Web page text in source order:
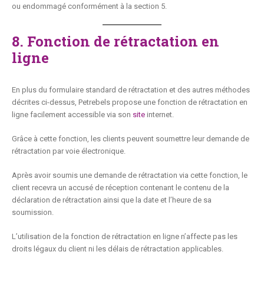
ou endommagé conformément à la section 5.
8. Fonction de rétractation en
ligne
En plus du formulaire standard de rétractation et des autres méthodes
décrites ci-dessus, Petrebels propose une fonction de rétractation en
ligne facilement accessible via son site internet.
Grâce à cette fonction, les clients peuvent soumettre leur demande de
rétractation par voie électronique.
Après avoir soumis une demande de rétractation via cette fonction, le
client recevra un accusé de réception contenant le contenu de la
déclaration de rétractation ainsi que la date et l’heure de sa
soumission.
L’utilisation de la fonction de rétractation en ligne n’affecte pas les
droits légaux du client ni les délais de rétractation applicables.